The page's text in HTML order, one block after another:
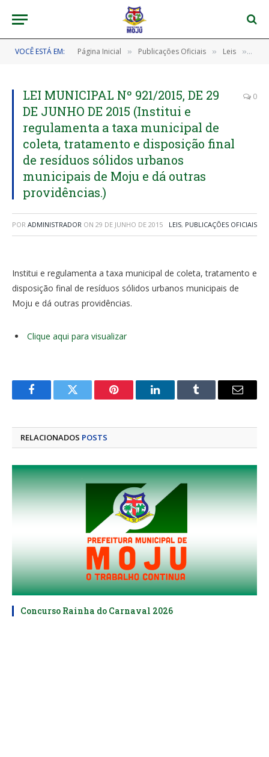
VOCÊ ESTÁ EM: Página Inicial » Publicações Oficiais » Leis »
LEI MUNICIPAL Nº 921/2015, DE 29
DE JUNHO DE 2015 (Institui e
regulamenta a taxa municipal de
coleta, tratamento e disposição final
de resíduos sólidos urbanos
municipais de Moju e dá outras
providências.)
0
POR ADMINISTRADOR ON 29 DE JUNHO DE 2015 LEIS, PUBLICAÇÕES OFICIAIS
Institui e regulamenta a taxa municipal de coleta, tratamento e
disposição final de resíduos sólidos urbanos municipais de
Moju e dá outras providências.
Clique aqui para visualizar
FacebookTwitter Pinterest LinkedInTumblr
E-
RELACIONADOS POSTS
Concurso Rainha do Carnaval 2026